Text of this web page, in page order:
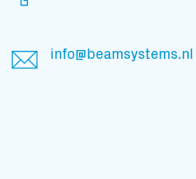
info@beamsystems.nl